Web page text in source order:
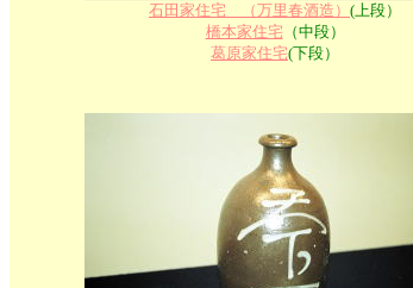
石田家住宅 （万里春酒造） (上段）
橋本家住宅 （中段）
葛原家住宅(下段）